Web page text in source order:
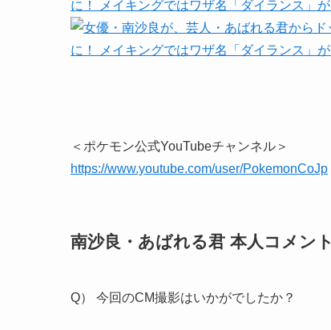
＜ポケモン公式YouTubeチャンネル＞
https://www.youtube.com/user/PokemonCoJp
南沙良・あばれる君 本人コメント
Q） 今回のCM撮影はいかがでしたか？